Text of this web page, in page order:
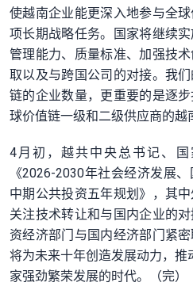
使越南企业能更深入地参与全
项长期战略任务。国家将继续
管理能力、质量标准、加强技
取以及与跨国公司的对接。我
链的企业数量，更重要的是逐
球价值链一级和二级供应商的越
4月初，越共中央总书记、
《2026-2030年社会经济发展
中期公共投资五年规划》，其
关注技术转让和与国内企业的
资经济部门与国内经济部门紧
将为未来十年创造发展动力，
家强劲繁荣发展的时代。（完）